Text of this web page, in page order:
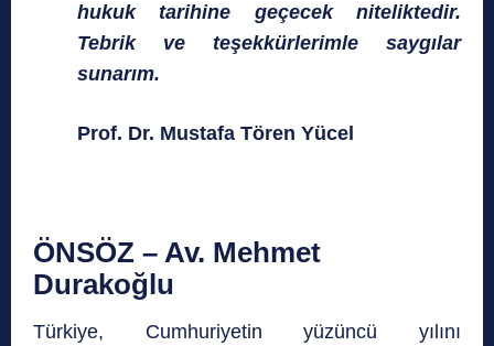
hukuk tarihine geçecek niteliktedir.
Tebrik ve teşekkürlerimle saygılar
sunarım.
Prof. Dr. Mustafa Tören Yücel
ÖNSÖZ – Av. Mehmet
Durakoğlu
Türkiye, Cumhuriyetin yüzüncü yılını